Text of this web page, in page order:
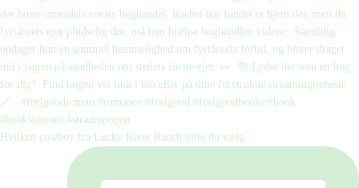
Hvilken cowboy fra Lucky River Ranch ville du vælg